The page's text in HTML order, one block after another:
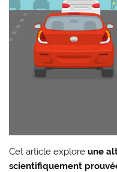
Cet article exploreune
scientifiquement